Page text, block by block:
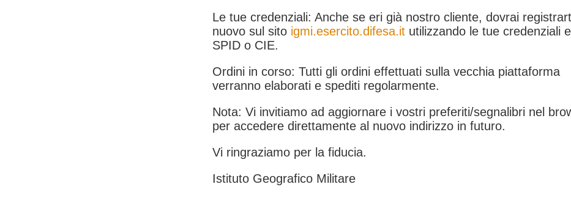
Le tue credenziali: Anche se eri già nostro cliente, dovrai
nuovo sul sito igmi.esercito.difesa.it utilizzando le tue credenziali
SPID o CIE.
Ordini in corso: Tutti gli ordini effettuati sulla vecchia piattaforma
verranno elaborati e spediti regolarmente.
Nota: Vi invitiamo ad aggiornare i vostri preferiti/segnalibri nel
per accedere direttamente al nuovo indirizzo in futuro.
Vi ringraziamo per la fiducia.
Istituto Geografico Militare